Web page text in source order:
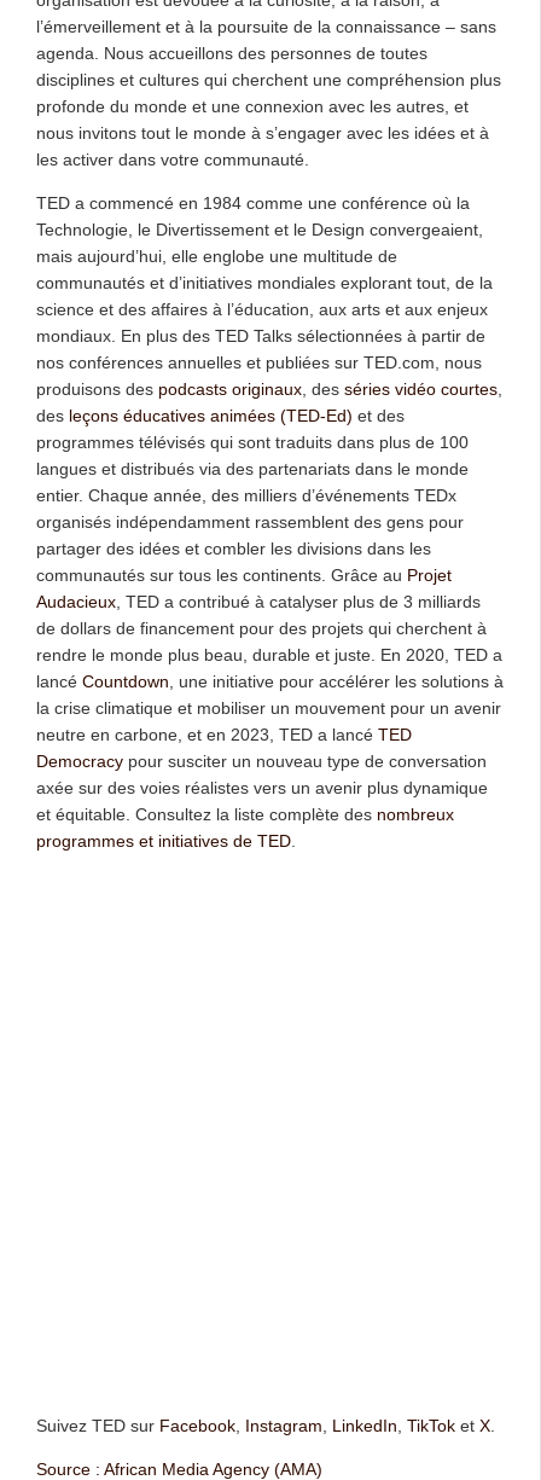
l’émerveillement et à la poursuite de la connaissance – sans
agenda. Nous accueillons des personnes de toutes
disciplines et cultures qui cherchent une compréhension plus
profonde du monde et une connexion avec les autres, et
nous invitons tout le monde à s’engager avec les idées et à
les activer dans votre communauté.
TED a commencé en 1984 comme une conférence où la
Technologie, le Divertissement et le Design convergeaient,
mais aujourd’hui, elle englobe une multitude de
communautés et d’initiatives mondiales explorant tout, de la
science et des affaires à l’éducation, aux arts et aux enjeux
mondiaux. En plus des TED Talks sélectionnées à partir de
nos conférences annuelles et publiées sur TED.com, nous
produisons des podcasts originaux , des séries vidéo courtes
des leçons éducatives animées (TED-Ed) et des
programmes télévisés qui sont traduits dans plus de 100
langues et distribués via des partenariats dans le monde
entier. Chaque année, des milliers d’événements TEDx
organisés indépendamment rassemblent des gens pour
partager des idées et combler les divisions dans les
communautés sur tous les continents. Grâce au Projet
Audacieux , TED a contribué à catalyser plus de 3 milliards
de dollars de financement pour des projets qui cherchent à
rendre le monde plus beau, durable et juste. En 2020, TED a
lancé Countdown , une initiative pour accélérer les solutions à
la crise climatique et mobiliser un mouvement pour un avenir
neutre en carbone, et en 2023, TED a lancé TED
Democracy pour susciter un nouveau type de conversation
axée sur des voies réalistes vers un avenir plus dynamique
et équitable. Consultez la liste complète des nombreux
programmes et initiatives de TED
Suivez TED sur Facebook Instagram LinkedIn TikTok et X
Source : African Media Agency (AMA)